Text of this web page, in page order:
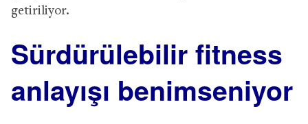
getiriliyor.
Sürdürülebilir fitness
anlayışı benimseniyor